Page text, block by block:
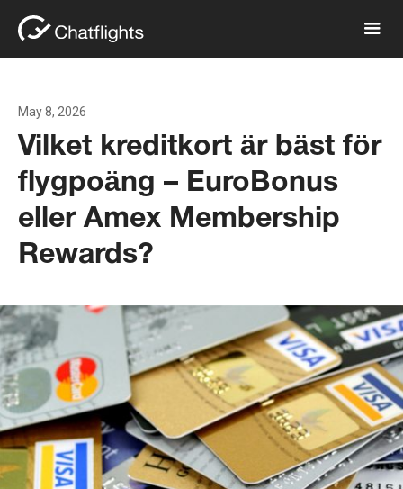
May 8, 2026
Vilket kreditkort är bäst för
flygpoäng – EuroBonus
eller Amex Membership
Rewards?